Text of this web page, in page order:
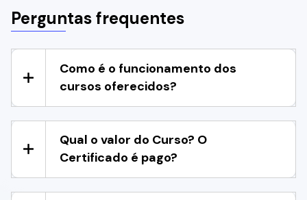
Perguntas frequentes
Como é o funcionamento dos
cursos oferecidos?
Qual o valor do Curso? O
Certificado é pago?